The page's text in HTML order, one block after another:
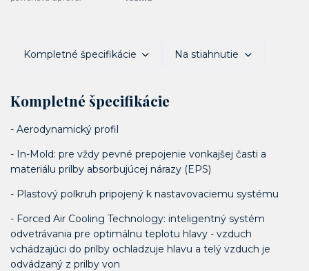
Kompletné špecifikácie Na stiahnutie
Kompletné špecifikácie
- Aerodynamický profil
- In-Mold: pre vždy pevné prepojenie vonkajšej časti a
materiálu prilby absorbujúcej nárazy (EPS)
- Plastový polkruh pripojený k nastavovaciemu systému
- Forced Air Cooling Technology: inteligentný systém
odvetrávania pre optimálnu teplotu hlavy - vzduch
vchádzajúci do prilby ochladzuje hlavu a telý vzduch je
odvádzaný z prilby von